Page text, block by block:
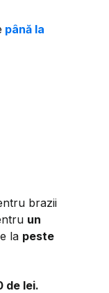
până la
brazii
un
la peste
de lei.